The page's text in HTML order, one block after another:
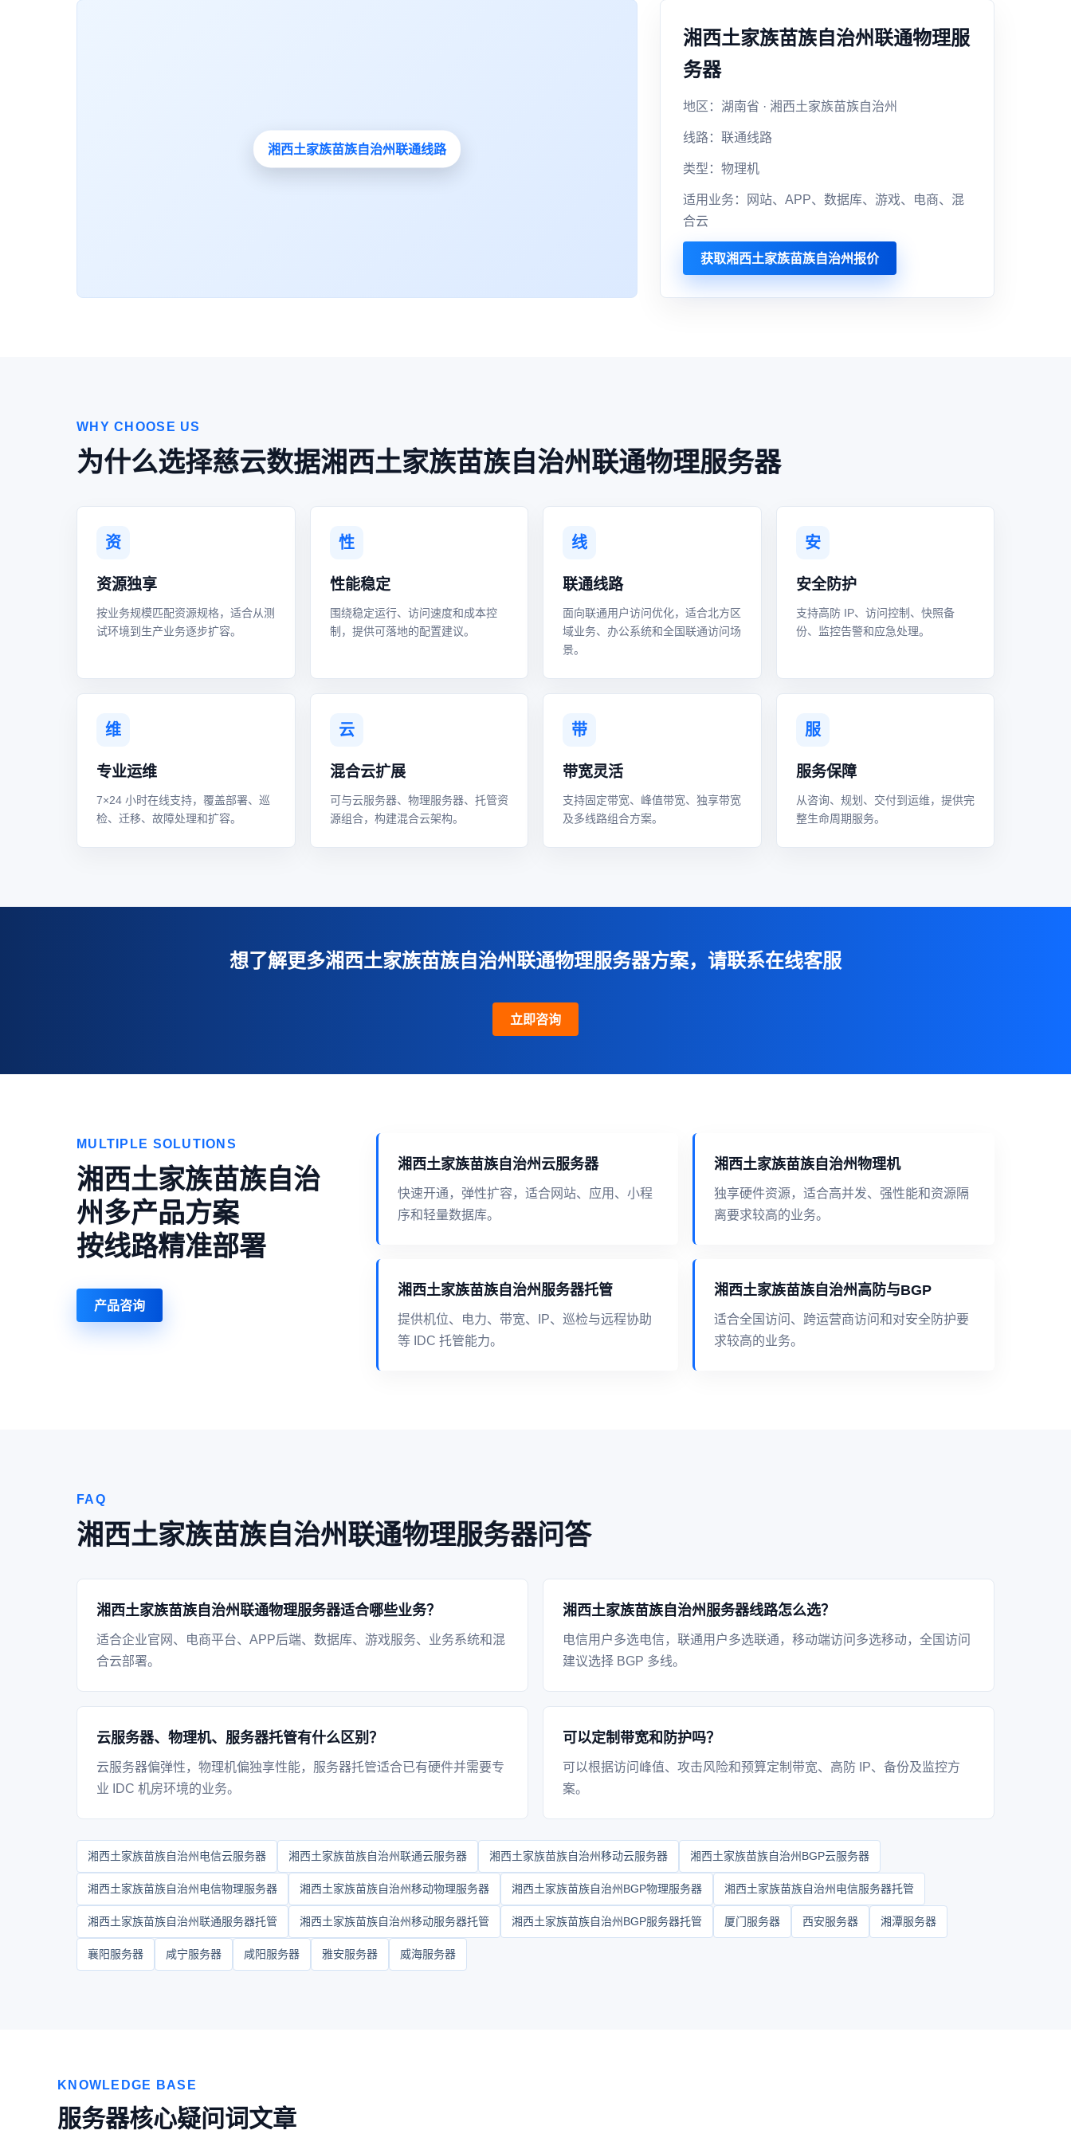
湘西土家族苗族自治州联通物理服
务器
地区：湖南省 · 湘西土家族苗族自治州
线路：联通线路
类型：物理机
适用业务：网站、APP、数据库、游戏、电商、混
合云
获取湘西土家族苗族自治州报价
WHY CHOOSE US
为什么选择慈云数据湘西土家族苗族自治州联通物理服务器
资
资源独享
按业务规模匹配资源规格，适合从测
试环境到生产业务逐步扩容。
性
性能稳定
围绕稳定运行、访问速度和成本控
制，提供可落地的配置建议。
线
联通线路
面向联通用户访问优化，适合北方区
域业务、办公系统和全国联通访问场
景。
安
安全防护
支持高防 IP、访问控制、快照备
份、监控告警和应急处理。
维
专业运维
7×24 小时在线支持，覆盖部署、巡
检、迁移、故障处理和扩容。
云
混合云扩展
可与云服务器、物理服务器、托管资
源组合，构建混合云架构。
带
带宽灵活
支持固定带宽、峰值带宽、独享带宽
及多线路组合方案。
服
服务保障
从咨询、规划、交付到运维，提供完
整生命周期服务。
想了解更多湘西土家族苗族自治州联通物理服务器方案，请联系在线客服
立即咨询
MULTIPLE SOLUTIONS
湘西土家族苗族自治
州多产品方案
按线路精准部署
产品咨询
湘西土家族苗族自治州云服务器
快速开通，弹性扩容，适合网站、应用、小程
序和轻量数据库。
湘西土家族苗族自治州物理机
独享硬件资源，适合高并发、强性能和资源隔
离要求较高的业务。
湘西土家族苗族自治州服务器托管
提供机位、电力、带宽、IP、巡检与远程协助
等 IDC 托管能力。
湘西土家族苗族自治州高防与BGP
适合全国访问、跨运营商访问和对安全防护要
求较高的业务。
FAQ
湘西土家族苗族自治州联通物理服务器问答
湘西土家族苗族自治州联通物理服务器适合哪些业务？
适合企业官网、电商平台、APP后端、数据库、游戏服务、业务系统和混
合云部署。
湘西土家族苗族自治州服务器线路怎么选？
电信用户多选电信，联通用户多选联通，移动端访问多选移动，全国访问
建议选择 BGP 多线。
云服务器、物理机、服务器托管有什么区别？
云服务器偏弹性，物理机偏独享性能，服务器托管适合已有硬件并需要专
业 IDC 机房环境的业务。
可以定制带宽和防护吗？
可以根据访问峰值、攻击风险和预算定制带宽、高防 IP、备份及监控方
案。
湘西土家族苗族自治州电信云服务器 湘西土家族苗族自治州联通云服务器 湘西土家族苗族自治州移动云服务器 湘西土家族苗族自治州BGP云服务器
湘西土家族苗族自治州电信物理服务器 湘西土家族苗族自治州移动物理服务器 湘西土家族苗族自治州BGP物理服务器 湘西土家族苗族自治州电信服务器托管
湘西土家族苗族自治州联通服务器托管 湘西土家族苗族自治州移动服务器托管 湘西土家族苗族自治州BGP服务器托管 厦门服务器 西安服务器 湘潭服务器
襄阳服务器 咸宁服务器 咸阳服务器 雅安服务器 威海服务器
KNOWLEDGE BASE
服务器核心疑问词文章